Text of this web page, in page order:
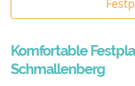
Komfortable
Schmallenberg